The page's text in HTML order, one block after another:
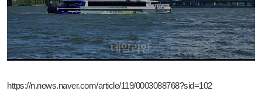
https://n.news.naver.com/article/119/0003088768?sid=102